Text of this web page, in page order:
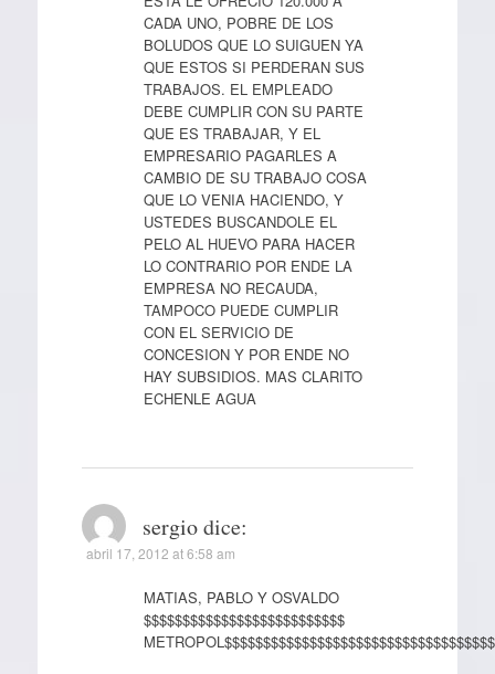
CADA UNO, POBRE DE LOS
BOLUDOS QUE LO SUIGUEN YA
QUE ESTOS SI PERDERAN SUS
TRABAJOS. EL EMPLEADO
DEBE CUMPLIR CON SU PARTE
QUE ES TRABAJAR, Y EL
EMPRESARIO PAGARLES A
CAMBIO DE SU TRABAJO COSA
QUE LO VENIA HACIENDO, Y
USTEDES BUSCANDOLE EL
PELO AL HUEVO PARA HACER
LO CONTRARIO POR ENDE LA
EMPRESA NO RECAUDA,
TAMPOCO PUEDE CUMPLIR
CON EL SERVICIO DE
CONCESION Y POR ENDE NO
HAY SUBSIDIOS. MAS CLARITO
ECHENLE AGUA
sergio dice:
abril 17, 2012 at 6:58 am
MATIAS, PABLO Y OSVALDO
$$$$$$$$$$$$$$$$$$$$$$$$$$
METROPOL$$$$$$$$$$$$$$$$$$$$$$$$$$$$$$$$$$$